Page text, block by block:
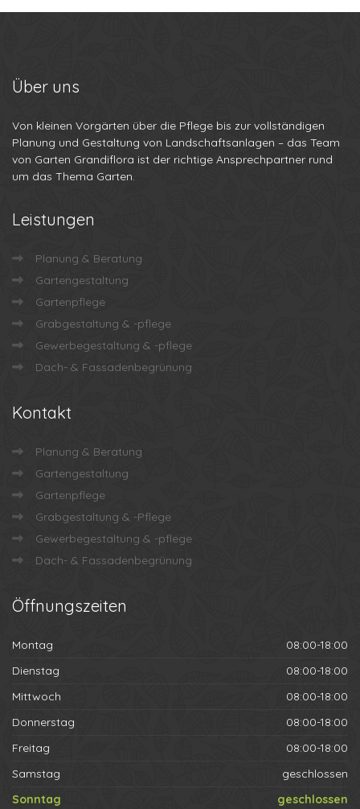
Über uns
Von kleinen Vorgärten über die Pflege bis zur vollständigen
Planung und Gestaltung von Landschaftsanlagen – das Team
von Garten Grandiflora ist der richtige Ansprechpartner rund
um das Thema Garten.
Leistungen
Planung & Beratung
Gartengestaltung
Gartenpflege
Grabgestaltung & -pflege
Gewerbegestaltung & -pflege
Dach- & Fassadenbegrünung
Kontakt
Planung & Beratung
Gartengestaltung
Gartenpflege
Grabgestaltung & -Pflege
Gewerbegestaltung & -pflege
Dach- & Fassadenbegrünung
Öffnungszeiten
Montag
08:00-18:00
Dienstag
08:00-18:00
Mittwoch
08:00-18:00
Donnerstag
08:00-18:00
Freitag
08:00-18:00
Samstag
geschlossen
Sonntag
geschlossen